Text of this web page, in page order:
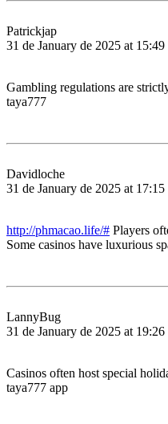
Patrickjap
31 de January de 2025 at 15:49
Gambling regulations are
taya777
Davidloche
31 de January de 2025 at 17:15
http://phmacao.life/# Players
Some casinos have luxurious
LannyBug
31 de January de 2025 at 19:26
Casinos often host special
taya777 app